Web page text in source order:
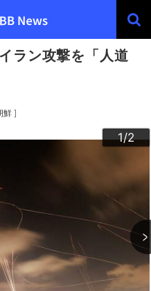
ラン攻撃を「人道
鮮 ]
1/2
2/2